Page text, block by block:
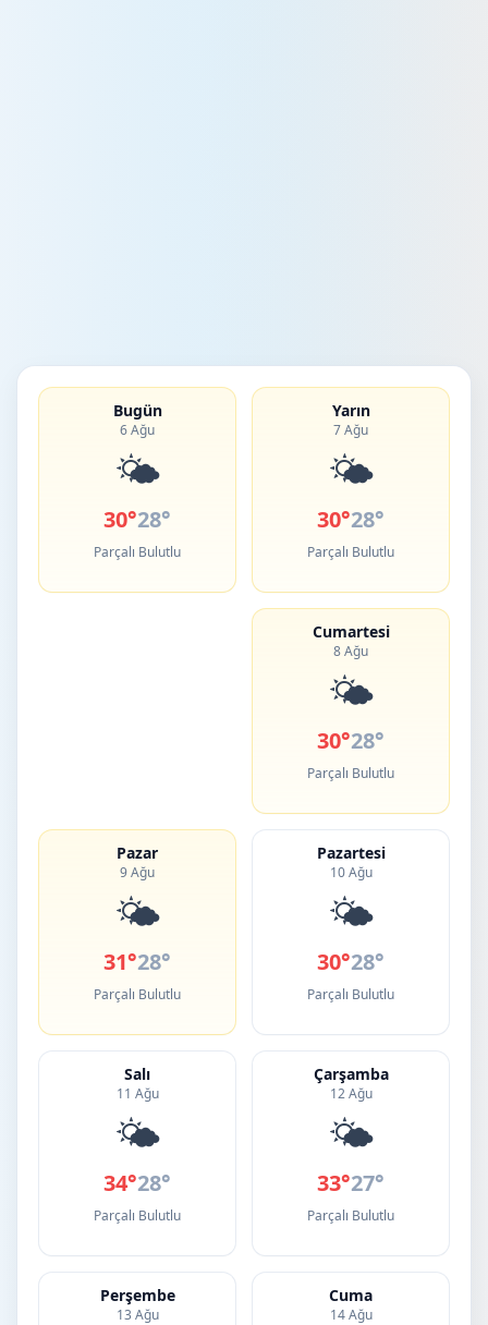
Bugün
6 Ağu
🌤️
30°28°
Parçalı Bulutlu
Yarın
7 Ağu
🌤️
30°28°
Parçalı Bulutlu
Cumartesi
8 Ağu
🌤️
30°28°
Parçalı Bulutlu
Pazar
9 Ağu
🌤️
31°28°
Parçalı Bulutlu
Pazartesi
10 Ağu
🌤️
30°28°
Parçalı Bulutlu
Salı
11 Ağu
🌤️
34°28°
Parçalı Bulutlu
Çarşamba
12 Ağu
🌤️
33°27°
Parçalı Bulutlu
Perşembe
13 Ağu
Cuma
14 Ağu